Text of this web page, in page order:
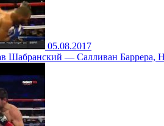
05.08.2017
Шабранский — Салливан Баррера,